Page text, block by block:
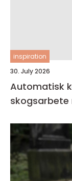
inspiration
30. July 2026
Automatisk